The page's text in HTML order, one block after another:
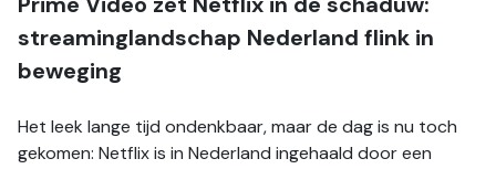
streaminglandschap Nederland flink in
beweging
Het leek lange tijd ondenkbaar, maar de dag is nu toch
gekomen: Netflix is in Nederland ingehaald door een